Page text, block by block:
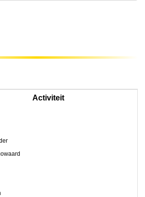
Activiteit